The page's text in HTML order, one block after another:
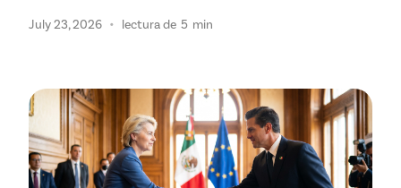
July 23, 2026 • lectura de 5 min